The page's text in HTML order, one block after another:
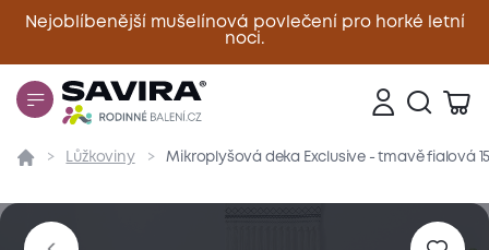
Nejoblíbenější mušelínová povlečení pro horké letní
noci.
Zavřít
Přehled Parametry Popis produktu Materiál
Lůžkoviny Mikroplyšová deka Exclusive - tmavě fialová